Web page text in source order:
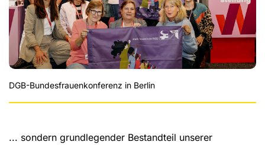
DGB-Bundesfrauenkonferenz in Berlin
... sondern grundlegender Bestandteil unserer